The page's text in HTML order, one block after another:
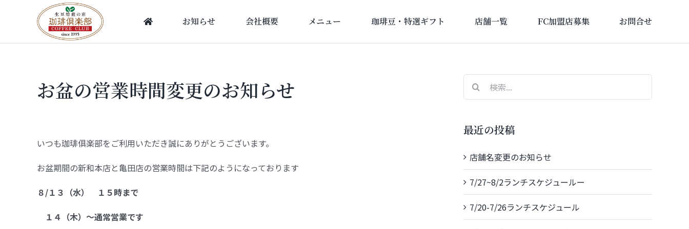
お知らせ 会社概要 メニュー 珈琲豆・特選ギフト 店舗一覧 FC加盟店募集 お問合せ
お盆の営業時間変更のお知らせ
いつも珈琲俱楽部をご利用いただき誠にありがとうございます。
お盆期間の新和本店と亀田店の営業時間は下記のようになっております
８/１３（水） １５時まで
１４（木）～通常営業です
索
最近の投稿
店舗名変更のお知らせ
7/27~8/2ランチスケジュールー
7/20-7/26ランチスケジュール